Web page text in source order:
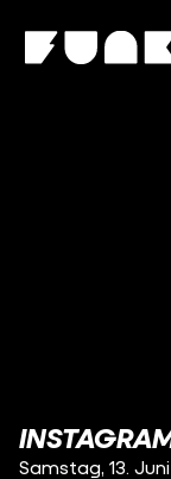
Samstag, 13.